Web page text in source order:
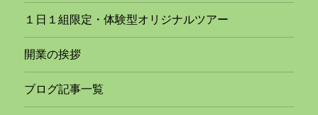
１日１組限定・体験型オリジナルツアー
開業の挨拶
ブログ記事一覧